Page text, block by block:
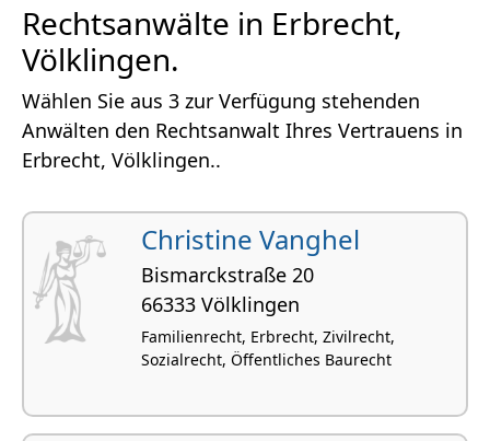
Rechtsanwälte in Erbrecht,
Völklingen.
Wählen Sie aus 3 zur Verfügung stehenden
Anwälten den Rechtsanwalt Ihres Vertrauens in
Erbrecht, Völklingen..
Christine Vanghel
Bismarckstraße 20
66333 Völklingen
Familienrecht, Erbrecht, Zivilrecht,
Sozialrecht, Öffentliches Baurecht